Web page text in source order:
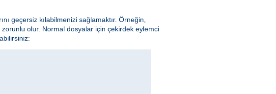
geçersiz kılabilmenizi sağlamaktır. Örneğin,
zorunlu olur. Normal dosyalar için çekirdek eylemci